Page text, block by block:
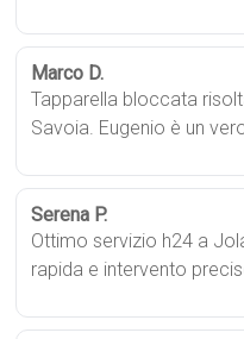
Marco D.
Tapparella bloccata
Savoia. Eugenio è un
Serena P.
Ottimo servizio h24 a
rapida e intervento